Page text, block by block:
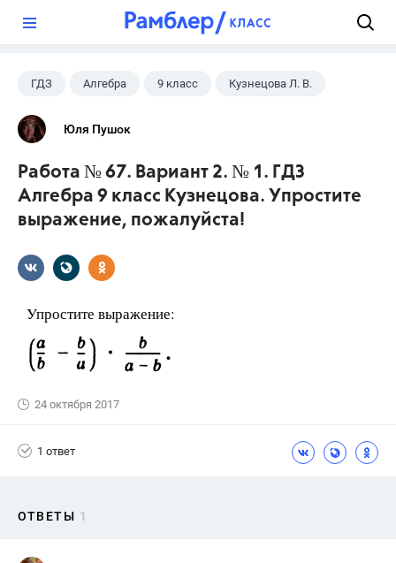
ГДЗ Алгебра 9 класс Кузнецова Л. В.
Юля Пушок
Работа № 67. Вариант 2. № 1. ГДЗ
Алгебра 9 класс Кузнецова. Упростите
выражение, пожалуйста!
Упростите выражение:
24 октября 2017
1 ответ
ОТВЕТЫ 1